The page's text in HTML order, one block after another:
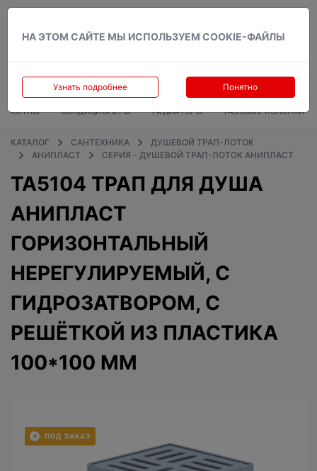
НА ЭТОМ САЙТЕ МЫ ИСПОЛЬЗУЕМ COOKIE-ФАЙЛЫ
Узнать подробнее Понятно
КОТЛЫ КОНДИЦИОНЕРЫ РАДИАТОРЫ ГАЗОВЫЕ КОЛОНКИ
КАТАЛОГ САНТЕХНИКА
ДУШЕВОЙ ТРАП-ЛОТОК
АНИПЛАСТ
СЕРИЯ - ДУШЕВОЙ ТРАП-ЛОТОК АНИПЛАСТ
TA5104 ТРАП ДЛЯ ДУША
АНИПЛАСТ
ГОРИЗОНТАЛЬНЫЙ
НЕРЕГУЛИРУЕМЫЙ, С
ГИДРОЗАТВОРОМ, С
РЕШЁТКОЙ ИЗ ПЛАСТИКА
100*100 ММ